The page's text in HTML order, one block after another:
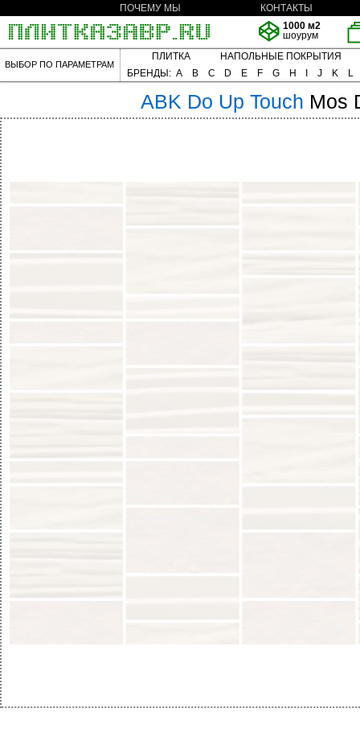
ПОЧЕМУ МЫ
КОНТАКТЫ
1000 м2
шоурум
ВЫБОР ПО ПАРАМЕТРАМ
ПЛИТКА
НАПОЛЬНЫЕ ПОКРЫТИЯ
БРЕНДЫ: A B C D E F G H J K L
ABK Do Up Touch Mos